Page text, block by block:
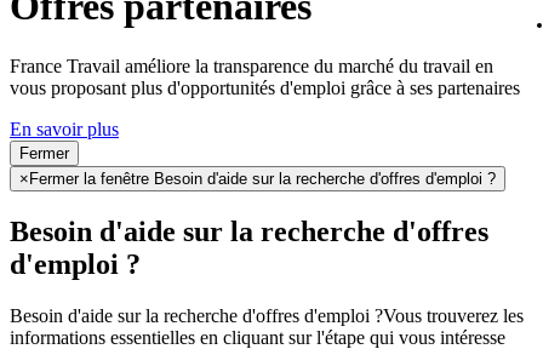
France Travail améliore la transparence du marché du travail en
vous proposant plus d'opportunités d'emploi grâce à ses partenaires
En savoir plus
Fermer
× Fermer la fenêtre Besoin d'aide sur la recherche d'offres d'emploi ?
Besoin d'aide sur la recherche d'offres
d'emploi ?
Besoin d'aide sur la recherche d'offres d'emploi ?Vous trouverez les
informations essentielles en cliquant sur l'étape qui vous intéresse